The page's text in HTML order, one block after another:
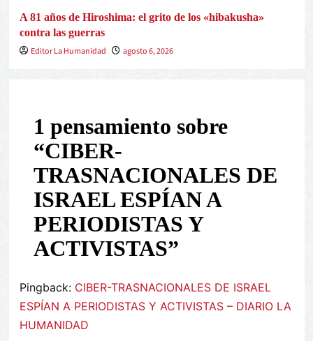
A 81 años de Hiroshima: el grito de los «hibakusha»
contra las guerras
Editor La Humanidad
agosto 6, 2026
1 pensamiento sobre
“CIBER-
TRASNACIONALES DE
ISRAEL ESPÍAN A
PERIODISTAS Y
ACTIVISTAS”
Pingback: CIBER-TRASNACIONALES DE ISRAEL
ESPÍAN A PERIODISTAS Y ACTIVISTAS – DIARIO LA
HUMANIDAD